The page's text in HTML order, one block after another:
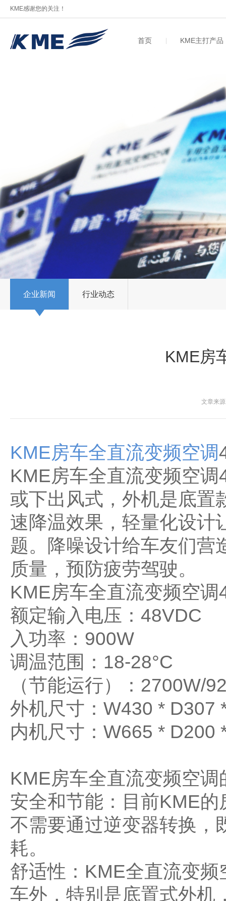
KME感谢您的关注！
首页 KME主打产品
企业新闻 行业动态
KME房
文章来
KME房车全直流变频空调
KME房车全直流变频空
或下出风式，外机是底置
速降温效果，轻量化设计
题。降噪设计给车友们营
质量，预防疲劳驾驶。
KME房车全直流变频空
额定输入电压：
入功率：900W
调温范围：18-
（节能运行）：2700W/
外机尺寸：W430 *
内机尺寸：W665 *
KME房车全直流变频空
安全和节能：目前KME
不需要通过逆变器转换，
耗。
舒适性：KME全直流变
车外，特别是底置式外机